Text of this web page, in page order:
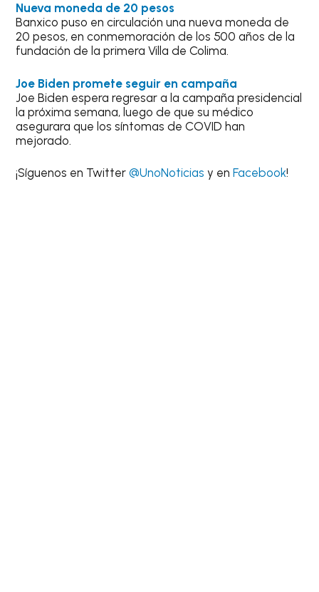
Nueva moneda de 20 pesos
Banxico puso en circulación una nueva moneda de
20 pesos, en conmemoración de los 500 años de la
fundación de la primera Villa de Colima.
Joe Biden promete seguir en campaña
Joe Biden espera regresar a la campaña presidencial
la próxima semana, luego de que su médico
asegurara que los síntomas de COVID han
mejorado.
¡Síguenos en Twitter@UnoNoticias y enFacebook!